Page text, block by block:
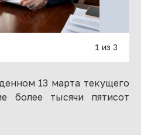
1 из 3
13 марта текущего
более тысячи пятисот